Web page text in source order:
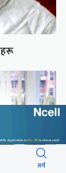
सर्च